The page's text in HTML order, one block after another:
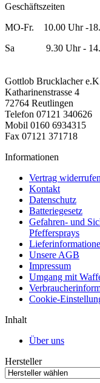
Geschäftszeiten
MO-Fr. 10.00 Uhr -
Sa 9.30 Uhr -
Gottlob Brucklacher
Katharinenstrasse 4
72764 Reutlingen
Telefon 07121 340626
Mobil 0160 6934315
Fax 07121 371718
Informationen
Vertrag widerrufen
Kontakt
Datenschutz
Batteriegesetz
Gefahren- und
Pfeffersprays
Unsere AGB
Impressum
Umgang mit
Cookie-
Inhalt
Über uns
Hersteller